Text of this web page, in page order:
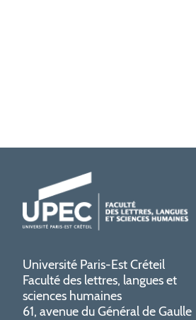
Université Paris-Est Créteil
Faculté des lettres, langues et
sciences humaines
61, avenue du Général de Gaulle